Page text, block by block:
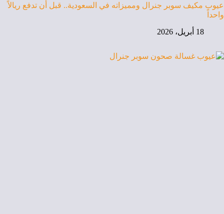
عيوب مكيف سوبر جنرال ومميزاته في السعودية.. قبل أن تدفع ريالاً
واحداً
18 أبريل، 2026